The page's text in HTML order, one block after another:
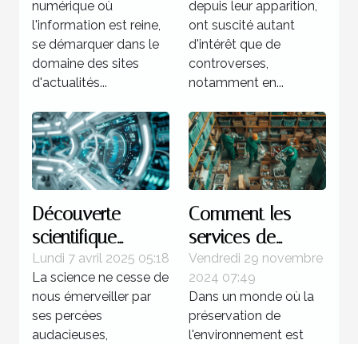
par la
concurrence
numérique où
l'information est reine,
se démarquer dans le
domaine des sites
d'actualités...
technologiques
émergentes
depuis leur apparition,
ont suscité autant
d'intérêt que de
controverses,
notamment en...
Découverte
scientifique
récente et son
impact potentiel
sur la technologie
du futur
Lundi 7 avril 2025 05:18
La science ne cesse de
nous émerveiller par
ses percées
audacieuses,
Comment les
services de
débarras éco-
responsables
protègent
l'environnement
Vendredi 29 novembre
2024 07:49
Dans un monde où la
préservation de
l'environnement est